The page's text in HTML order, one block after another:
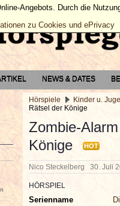
NEWS & DATES
Hörspiele Kinder u.
Rätsel der Könige
Zombie-
Könige
HOT
Nico Steckelberg 30. Juli
HÖRSPIEL
Serienname
Angebots. Durch die
zu Cookies und ePrivacy